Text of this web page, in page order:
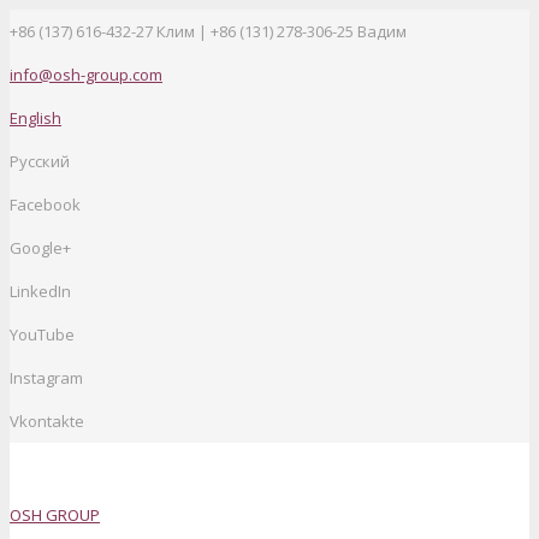
+86 (137) 616-432-27 Клим | +86 (131) 278-306-25 Вадим
info@osh-group.com
English
Русский
Facebook
Google+
LinkedIn
YouTube
Instagram
Vkontakte
OSH GROUP